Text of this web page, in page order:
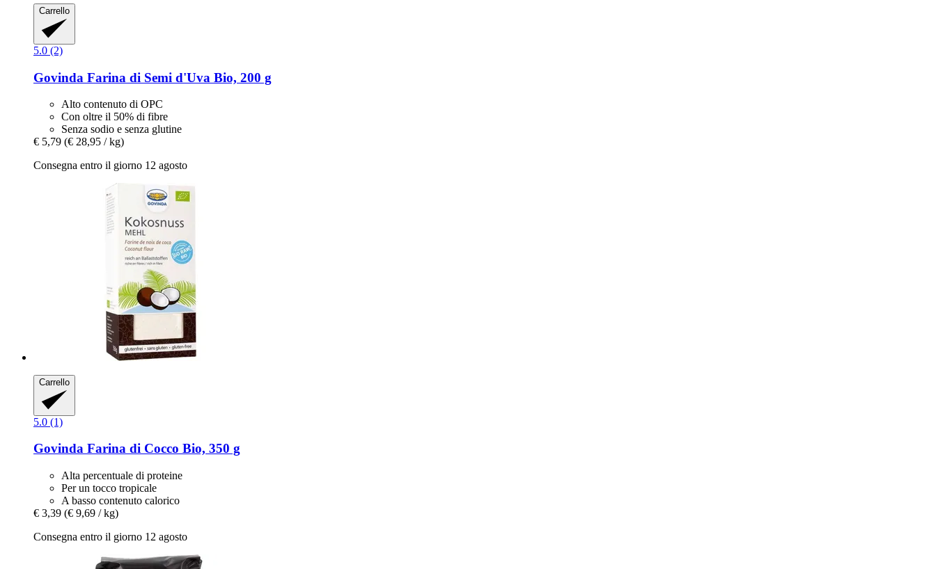
Carrello
5.0 (2)
Govinda Farina di Semi d'Uva Bio, 200 g
Alto contenuto di OPC
Con oltre il 50% di fibre
Senza sodio e senza glutine
€ 5,79 (€ 28,95 / kg)
Consegna entro il giorno 12 agosto
Carrello
5.0 (1)
Govinda Farina di Cocco Bio, 350 g
Alta percentuale di proteine
Per un tocco tropicale
A basso contenuto calorico
€ 3,39 (€ 9,69 / kg)
Consegna entro il giorno 12 agosto